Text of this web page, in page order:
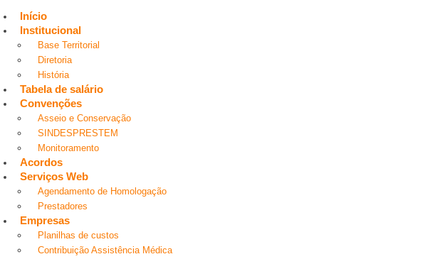
Início
Institucional
Base Territorial
Diretoria
História
Tabela de salário
Convenções
Asseio e Conservação
SINDESPRESTEM
Monitoramento
Acordos
Serviços Web
Agendamento de Homologação
Prestadores
Empresas
Planilhas de custos
Contribuição Assistência Médica